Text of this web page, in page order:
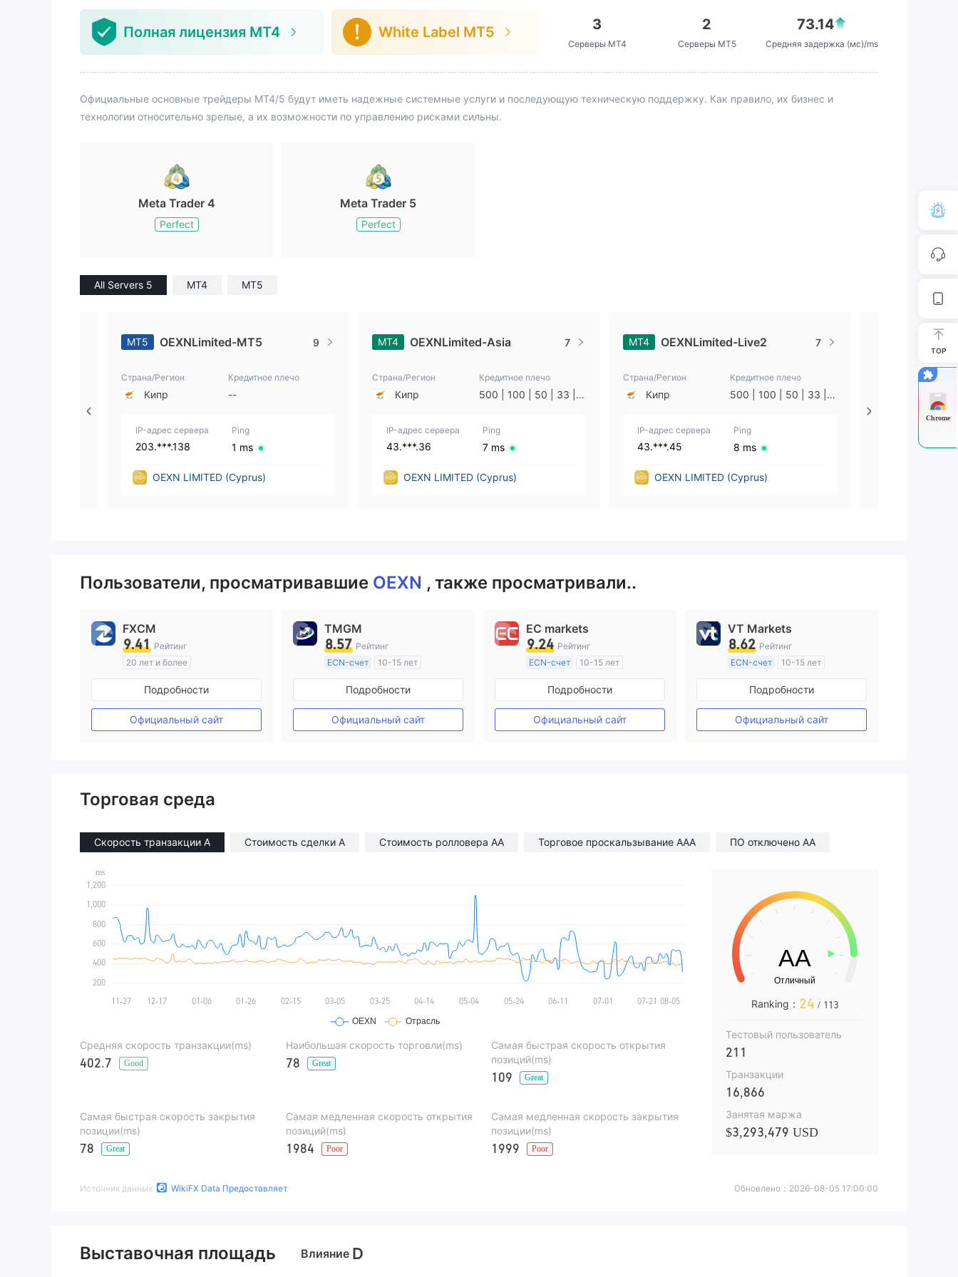
Полная лицензия MT4 White Label MT5 3
Серверы MT4
2
Серверы MT5
73.14
Средняя задержка (мс)/ms
Официальные основные трейдеры MT4/5 будут иметь надежные системные услуги и последующую техническую поддержку. Как правило, их бизнес и
технологии относительно зрелые, а их возможности по управлению рисками сильны.
Meta Trader 4
Perfect
Meta Trader 5
Perfect
All Servers 5 MT4 MT5
MT5 OEXNLimited-MT5 9
Страна/Регион
Кипр
Кредитное плечо
--
IP-адрес сервера
203.***.138
Ping
1 ms
OEXN LIMITED (Cyprus)
MT4 OEXNLimited-Asia 7
Страна/Регион
Кипр
Кредитное плечо
500 | 100 | 50 | 33 | 2
IP-адрес сервера
43.***.36
Ping
7 ms
OEXN LIMITED (Cyprus)
MT4 OEXNLimited-Live2 7
Страна/Регион
Кипр
Кредитное плечо
500 | 100 | 50 | 33 | 2
IP-адрес сервера
43.***.45
Ping
8 ms
OEXN LIMITED (Cyprus)
Страна/Регион
IP-адрес
43.***.168
Пользователи, просматривавшие OEXN , также просматривали..
FXCM
9.41 Рейтинг
20 лет и более
Регулирование в Австралия
Маркет-Мейкинг (MM)
Основной стандарт MT4
Подробности
Официальный сайт
TMGM
8.57 Рейтинг
ECN-счет
10-15 лет
Регулирование в Австралия
Маркет-Мейкинг (MM)
Основной стандарт MT4
Подробности
Официальный сайт
EC markets
9.24 Рейтинг
ECN-счет
10-15 лет
Регулирование в Австралия
Маркет-Мейкинг (MM)
Основной стандарт MT4
Подробности
Официальный сайт
VT Markets
8.62 Рейтинг
ECN-счет
10-15 лет
Регулирование в Австралия
Маркет-Мейкинг (MM)
Основной стандарт MT4
Подробности
Официальный сайт
Торговая среда
Скорость транзакции A Стоимость сделки A Стоимость ролловера AA Торговое проскальзывание AAA ПО отключено AA
Средняя скорость транзакции(ms)
402.7 Good
Наибольшая скорость торговли(ms)
78 Great
Самая быстрая скорость открытия
позиций(ms)
109 Great
Самая быстрая скорость закрытия
позиции(ms)
78 Great
Самая медленная скорость открытия
позиций(ms)
1984 Poor
Самая медленная скорость закрытия
позиции(ms)
1999 Poor
Ranking： 24 / 113
Тестовый пользователь
211
Транзакции
16,866
Занятая маржа
$3,293,479 USD
Источник данных WikiFX Data Предоставляет Обновлено： 2026-08-05 17:00:00
Выставочная площадь Влияние D
TOP
Chrome